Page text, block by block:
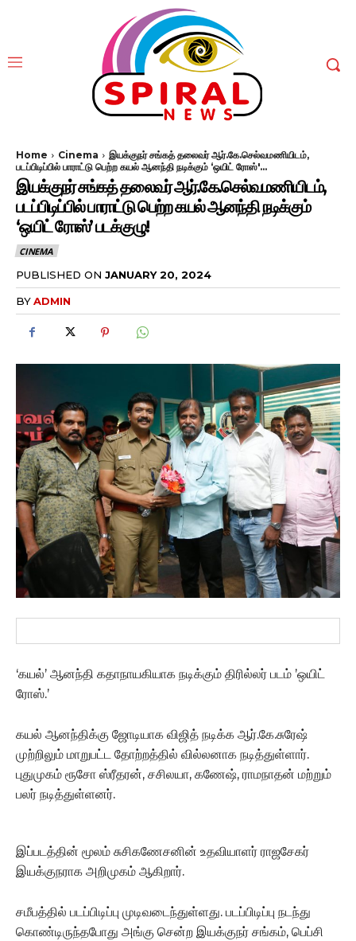
Home Cinema
இயக்குநர் சங்கத் தலைவர் ஆர்.கே.செல்வமணியிடம்,
படப்பிடிப்பில் பாராட்டு பெற்ற கயல் ஆனந்தி நடிக்கும் ‘ஒயிட் ரோஸ்'...
இயக்குநர் சங்கத் தலைவர் ஆர்.கே.செல்வமணியிடம்,
படப்பிடிப்பில் பாராட்டு பெற்ற கயல் ஆனந்தி நடிக்கும்
‘ஒயிட் ரோஸ்’ படக்குழு!
CINEMA
PUBLISHED ON JANUARY 20, 2024
BYADMIN
‘கயல்’ ஆனந்தி கதாநாயகியாக நடிக்கும் திரில்லர் படம் ’ஒயிட்
ரோஸ்.’
கயல் ஆனந்திக்கு ஜோடியாக விஜித் நடிக்க ஆர்.கே.சுரேஷ்
முற்றிலும் மாறுபட்ட தோற்றத்தில் வில்லனாக நடித்துள்ளார்.
புதுமுகம் ரூசோ ஸ்ரீதரன், சசிலயா, கணேஷ், ராமநாதன் மற்றும்
பலர் நடித்துள்ளனர்.
இப்படத்தின் மூலம் சுசிகணேசனின் உதவியாளர் ராஜசேகர்
இயக்குநராக அறிமுகம் ஆகிறார்.
சமீபத்தில் படப்பிடிப்பு முடிவடைந்துள்ளது. படப்பிடிப்பு நடந்து
கொண்டிருந்தபோது அங்கு சென்ற இயக்குநர் சங்கம், பெப்சி